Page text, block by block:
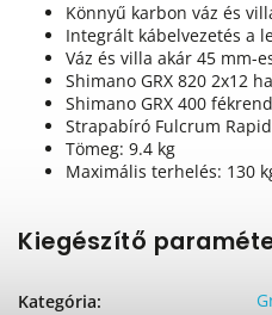
Könnyű karbon váz és
Integrált kábelvezetés a
Váz és villa akár 45 mm-
Shimano GRX 820 2x12
Shimano GRX 400
Strapabíró Fulcrum
Tömeg: 9.4 kg
Maximális terhelés: 130
Kiegészítő
Kategória: